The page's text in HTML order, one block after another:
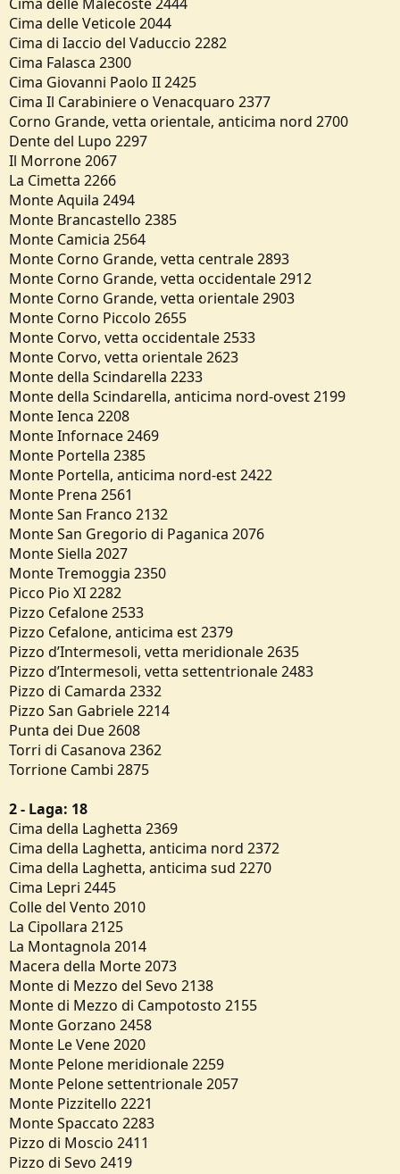
Cima delle Veticole 2044
Cima di Iaccio del Vaduccio 2282
Cima Falasca 2300
Cima Giovanni Paolo II 2425
Cima Il Carabiniere o Venacquaro 2377
Corno Grande, vetta orientale, anticima nord 2700
Dente del Lupo 2297
Il Morrone 2067
La Cimetta 2266
Monte Aquila 2494
Monte Brancastello 2385
Monte Camicia 2564
Monte Corno Grande, vetta centrale 2893
Monte Corno Grande, vetta occidentale 2912
Monte Corno Grande, vetta orientale 2903
Monte Corno Piccolo 2655
Monte Corvo, vetta occidentale 2533
Monte Corvo, vetta orientale 2623
Monte della Scindarella 2233
Monte della Scindarella, anticima nord-ovest 2199
Monte Ienca 2208
Monte Infornace 2469
Monte Portella 2385
Monte Portella, anticima nord-est 2422
Monte Prena 2561
Monte San Franco 2132
Monte San Gregorio di Paganica 2076
Monte Siella 2027
Monte Tremoggia 2350
Picco Pio XI 2282
Pizzo Cefalone 2533
Pizzo Cefalone, anticima est 2379
Pizzo d’Intermesoli, vetta meridionale 2635
Pizzo d’Intermesoli, vetta settentrionale 2483
Pizzo di Camarda 2332
Pizzo San Gabriele 2214
Punta dei Due 2608
Torri di Casanova 2362
Torrione Cambi 2875
2 - Laga: 18
Cima della Laghetta 2369
Cima della Laghetta, anticima nord 2372
Cima della Laghetta, anticima sud 2270
Cima Lepri 2445
Colle del Vento 2010
La Cipollara 2125
La Montagnola 2014
Macera della Morte 2073
Monte di Mezzo del Sevo 2138
Monte di Mezzo di Campotosto 2155
Monte Gorzano 2458
Monte Le Vene 2020
Monte Pelone meridionale 2259
Monte Pelone settentrionale 2057
Monte Pizzitello 2221
Monte Spaccato 2283
Pizzo di Moscio 2411
Pizzo di Sevo 2419